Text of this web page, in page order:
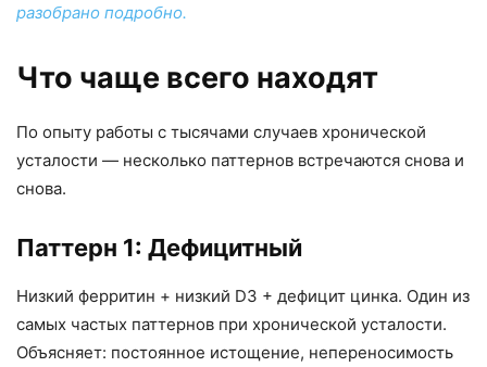
разобрано подробно.
Что чаще всего находят
По опыту работы с тысячами случаев хронической
усталости — несколько паттернов встречаются снова и
снова.
Паттерн 1: Дефицитный
Низкий ферритин + низкий D3 + дефицит цинка. Один из
самых частых паттернов при хронической усталости.
Объясняет: постоянное истощение, непереносимость